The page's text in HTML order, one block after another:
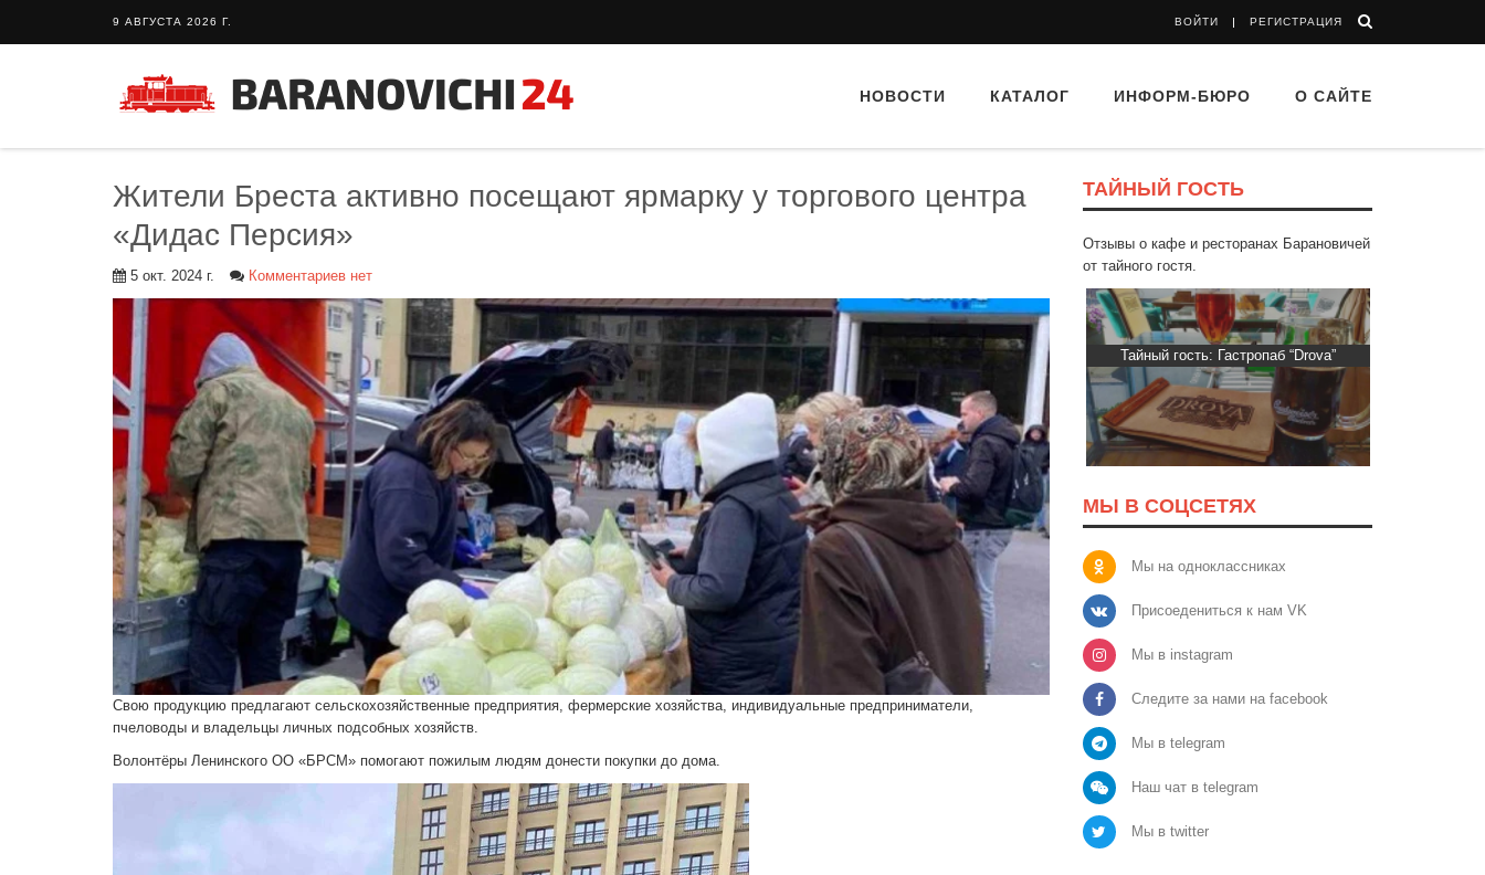
9 АВГУСТА 2026 Г. ВОЙТИ РЕГИСТРАЦИЯ
НОВОСТИ КАТАЛОГ ИНФОРМ-БЮРО О САЙТЕ
Жители Бреста активно посещают ярмарку у торгового центра
«Дидас Персия»
5 окт. 2024 г. Комментариев нет
Свою продукцию предлагают сельскохозяйственные предприятия, фермерские хозяйства, индивидуальные предприниматели,
пчеловоды и владельцы личных подсобных хозяйств.
Волонтёры Ленинского ОО «БРСМ» помогают пожилым людям донести покупки до дома.
ТАЙНЫЙ ГОСТЬ
Отзывы о кафе и ресторанах Барановичей
от тайного гостя.
Тайный гость: ресторан «Пиросмани» Тайный гость: кафе «Фасти Хасти» Тайный гость: Гастропаб “Drova”
МЫ В СОЦСЕТЯХ
Мы на одноклассниках
Присоедениться к нам VK
Мы в instagram
Следите за нами на facebook
Мы в telegram
Наш чат в telegram
Мы в twitter